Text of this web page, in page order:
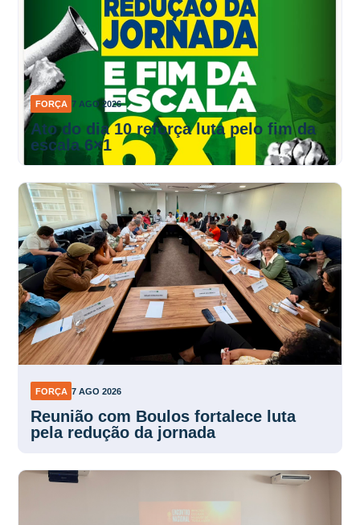
7 AGO 2026
Ato do dia 10 reforça luta pelo fim da
escala 6×1
Reunião com Boulos fortalece luta